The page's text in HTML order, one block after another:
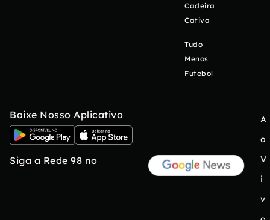
Cadeira
Cativa
Tudo
Menos
Futebol
Baixe Nosso Aplicativo
Siga a Rede 98 no
A
o
V
i
v